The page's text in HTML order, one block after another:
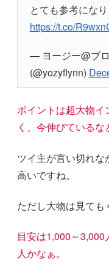
とても参考にな
https://t.co/
— ヨージー@ブ
(@yozyflynn)
ポイントは超大物
く、今伸びているな
ツイ主が言い切れ
高いですね。
ただし大物は見ても
目安は1,000～
人かなぁ。